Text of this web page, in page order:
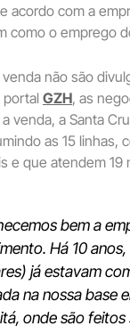
acordo com a
como o emprego
não são
portal GZH, as
venda, a Santa
as 15 linhas,
e que atendem 19
bem a
Há 10
já estavam
na nossa base
onde são